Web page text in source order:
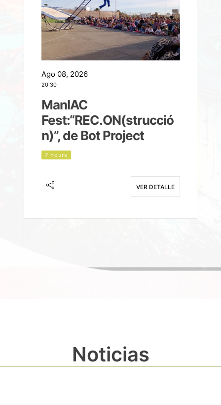
Ago 08, 2026
20:30
ManIAC
Fest:“REC.ON(strucció
n)”, de Bot Project
7 hours
VER DETALLE
Noticias